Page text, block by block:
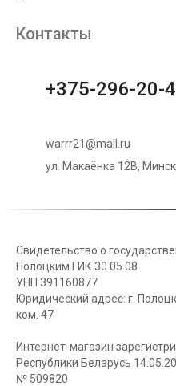
Контакты
+375-296-20-
warrr21@mail.ru
ул. Макаёнка 12В,
Свидетельство о
Полоцким ГИК 30.05.08
УНП 391160877
Юридический адрес: г.
ком. 47
Интернет-магазин
Республики Беларусь
№ 509820